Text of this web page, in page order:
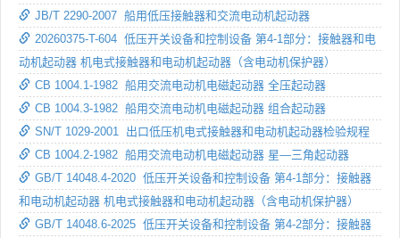
JB/T 2290-2007 船用低压接触器和交流电动机起动器
20260375-T-604 低压开关设备和控制设备 第4-1部分：接触器和电
动机起动器 机电式接触器和电动机起动器（含电动机保护器）
CB 1004.1-1982 船用交流电动机电磁起动器 全压起动器
CB 1004.3-1982 船用交流电动机电磁起动器 组合起动器
SN/T 1029-2001 出口低压机电式接触器和电动机起动器检验规程
CB 1004.2-1982 船用交流电动机电磁起动器 星—三角起动器
GB/T 14048.4-2020 低压开关设备和控制设备 第4-1部分：接触器
和电动机起动器 机电式接触器和电动机起动器（含电动机保护器）
GB/T 14048.6-2025 低压开关设备和控制设备 第4-2部分：接触器